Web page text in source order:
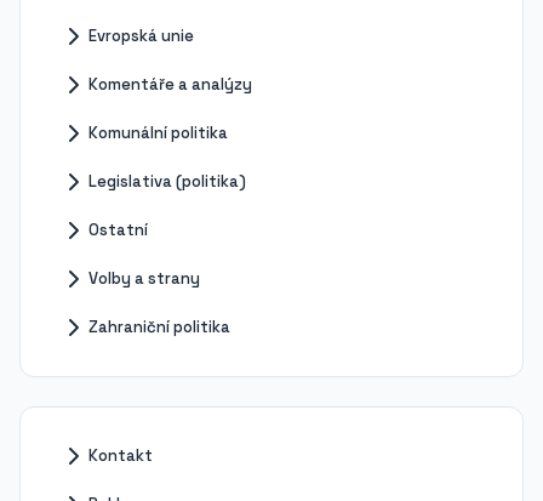
Evropská unie
Komentáře a analýzy
Komunální politika
Legislativa (politika)
Ostatní
Volby a strany
Zahraniční politika
Kontakt